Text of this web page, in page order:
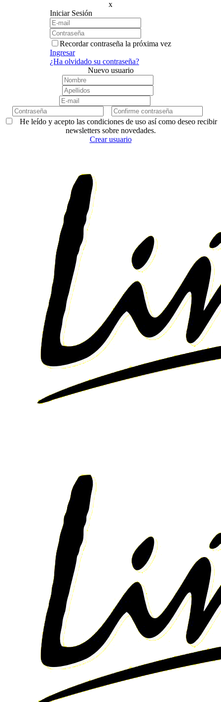
x
Iniciar Sesión
Recordar contraseña la próxima vez
Ingresar
¿Ha olvidado su contraseña?
Nuevo usuario
He leído y acepto las condiciones de uso así como deseo recibir
newsletters sobre novedades.
Crear usuario